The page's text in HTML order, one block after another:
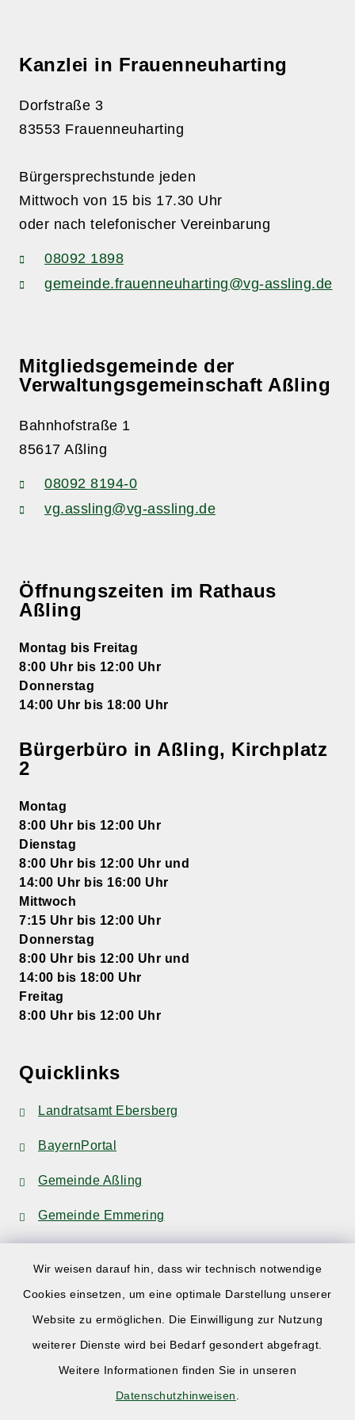
Wir weisen darauf hin, dass wir technisch notwendige
Cookies einsetzen, um eine optimale Darstellung unserer
Website zu ermöglichen. Die Einwilligung zur Nutzung
weiterer Dienste wird bei Bedarf gesondert abgefragt.
Weitere Informationen finden Sie in unseren
Datenschutzhinweisen
Kanzlei in Frauenneuharting
Dorfstraße 3
83553 Frauenneuharting
Bürgersprechstunde jeden
Mittwoch von 15 bis 17.30 Uhr
oder nach telefonischer Vereinbarung
08092 1898
gemeinde.frauenneuharting@vg-assling.de
Mitgliedsgemeinde der
Verwaltungsgemeinschaft Aßling
Bahnhofstraße 1
85617 Aßling
08092 8194-0
vg.assling@vg-assling.de
Öffnungszeiten im Rathaus
Aßling
Montag bis Freitag
8:00 Uhr bis 12:00 Uhr
Donnerstag
14:00 Uhr bis 18:00 Uhr
Bürgerbüro in Aßling, Kirchplatz
2
Montag
8:00 Uhr bis 12:00 Uhr
Dienstag
8:00 Uhr bis 12:00 Uhr und
14:00 Uhr bis 16:00 Uhr
Mittwoch
7:15 Uhr bis 12:00 Uhr
Donnerstag
8:00 Uhr bis 12:00 Uhr und
14:00 bis 18:00 Uhr
Freitag
8:00 Uhr bis 12:00 Uhr
Quicklinks
Landratsamt Ebersberg
BayernPortal
Gemeinde Aßling
Gemeinde Emmering
Barrierefreiheit